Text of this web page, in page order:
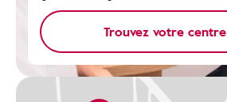
Trouvez votre centre